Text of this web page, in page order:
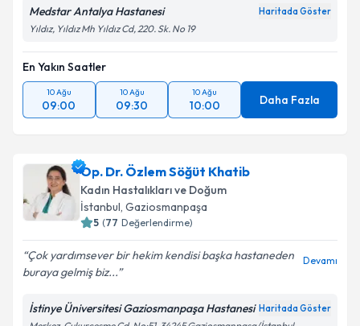
Medstar Antalya Hastanesi Haritada Göster
Yıldız, Yıldız Mh Yıldız Cd, 220. Sk. No 19
En Yakın Saatler
10 Ağu
09:00
10 Ağu
09:30
10 Ağu
10:00 Daha Fazla
Op. Dr. Özlem Söğüt Khatib
Kadın Hastalıkları ve Doğum
İstanbul, Gaziosmanpaşa
5 (77 Değerlendirme)
Çok yardımsever bir hekim kendisi başka hastaneden
buraya gelmiş biz...
Devamı
İstinye Üniversitesi Gaziosmanpaşa Hastanesi Haritada Göster